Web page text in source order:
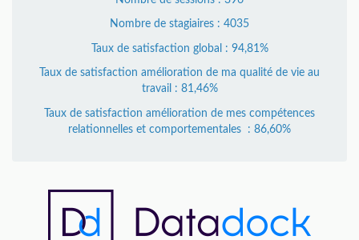
Nombre de stagiaires : 4035
Taux de satisfaction global : 94,81%
Taux de satisfaction amélioration de ma qualité de vie au
travail : 81,46%
Taux de satisfaction amélioration de mes compétences
relationnelles et comportementales : 86,60%